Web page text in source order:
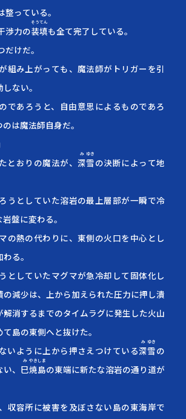
っている。
渉力の装
そう
填
てん
も全て完了している。
けだ。
組み上がっても、魔法師がトリガーを引
ない。
であろうと、自由意思によるものであろ
は魔法師自身だ。
とおりの魔法が、 深
み
雪
ゆき
の決断によって地
うとしていた溶岩の最上層部が一瞬で冷
盤に変わる。
の熱の代わりに、東側の火口を中心とし
る。
としていたマグマが急冷却して固体化し
の減少は、上から加えられた圧力に押し潰
解消するまでのタイムラグに発生した火山
島の東側へと抜けた。
いように上から押さえつけている深
み
雪
ゆき
の
、 巳
み
焼
やき
島
しま
の東端に新たな溶岩の通り道が
収容所に被害を及ぼさない島の東海岸で